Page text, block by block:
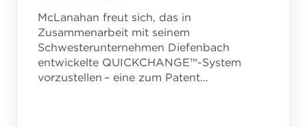
McLanahan freut sich, das in
Zusammenarbeit mit seinem
Schwesterunternehmen Diefenbach
entwickelte QUICKCHANGE™-System
vorzustellen – eine zum Patent...